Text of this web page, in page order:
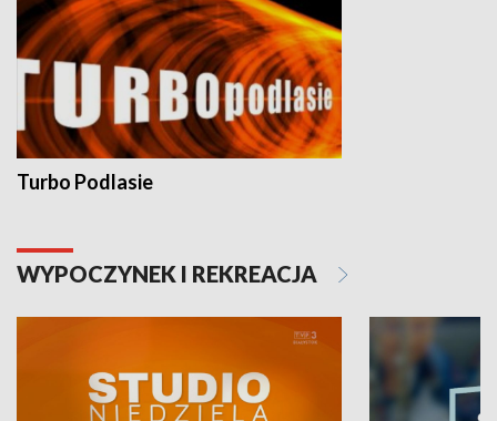
Turbo Podlasie
WYPOCZYNEK I REKREACJA